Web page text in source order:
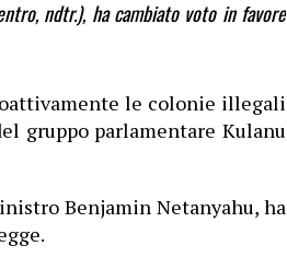
ndtr.), ha cambiato voto in favore
le colonie illegali
gruppo parlamentare Kulanu
Benjamin Netanyahu, ha